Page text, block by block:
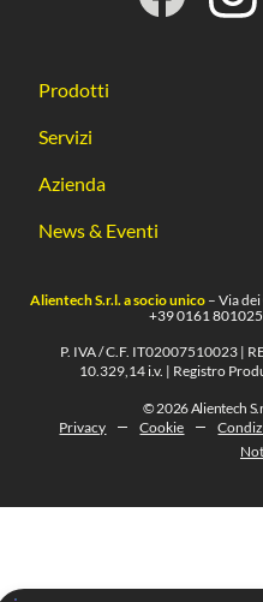
Prodotti
Servizi
Azienda
News & Eventi
Alientech S.r.l. a socio unico – Via
+39 0161 801025
P. IVA / C.F. IT02007510023 |
10.329,14 i.v. | Registro
© 2026 Alientech
Privacy
Cookie